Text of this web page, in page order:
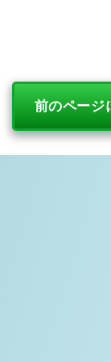
前のページ